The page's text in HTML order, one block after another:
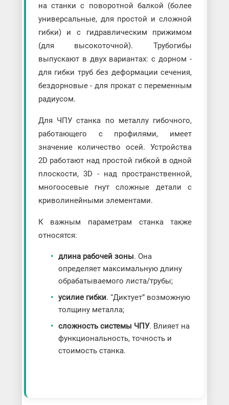
на станки с поворотной балкой (более
универсальные, для простой и сложной
гибки) и с гидравлическим прижимом
(для высокоточной). Трубогибы
выпускают в двух вариантах: с дорном -
для гибки труб без деформации сечения,
бездорновые - для прокат с переменным
радиусом.
Для ЧПУ станка по металлу гибочного,
работающего с профилями, имеет
значение количество осей. Устройства
2D работают над простой гибкой в одной
плоскости, 3D - над пространственной,
многоосевые гнут сложные детали с
криволинейными элементами.
К важным параметрам станка также
относятся:
длина рабочей зоны. Она
определяет максимальную длину
обрабатываемого листа/трубы;
усилие гибки. “Диктует” возможную
толщину металла;
сложность системы ЧПУ. Влияет на
функциональность, точность и
стоимость станка.